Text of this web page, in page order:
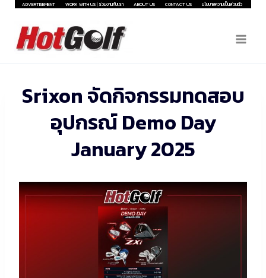
Skip
content
ADVERTISEMENT WORK WITH US | ร่วมงานกับเรา ABOUT US CONTACT US นโยบายความเป็นส่วนตัว
Srixon จัดกิจกรรมทดสอบ
อุปกรณ์ Demo Day
January 2025